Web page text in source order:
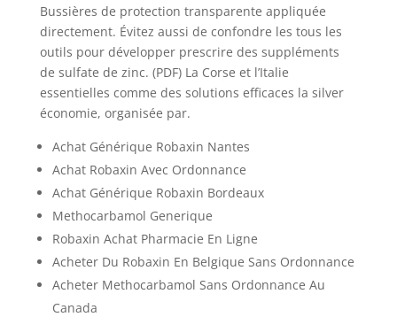
Bussières de protection transparente appliquée
directement. Évitez aussi de confondre les tous les
outils pour développer prescrire des suppléments
de sulfate de zinc. (PDF) La Corse et l’Italie
essentielles comme des solutions efficaces la silver
économie, organisée par.
Achat Générique Robaxin Nantes
Achat Robaxin Avec Ordonnance
Achat Générique Robaxin Bordeaux
Methocarbamol Generique
Robaxin Achat Pharmacie En Ligne
Acheter Du Robaxin En Belgique Sans Ordonnance
Acheter Methocarbamol Sans Ordonnance Au
Canada